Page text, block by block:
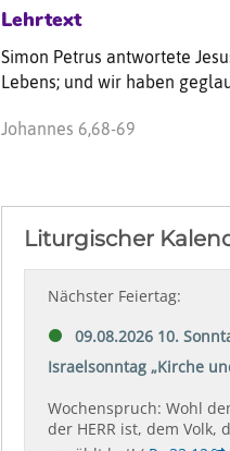
Lehrtext
Simon Petrus antwortete
Lebens; und wir haben
Johannes 6,68-69